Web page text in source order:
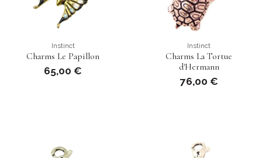
Instinct
Charms Le Papillon
65,00 €
Instinct
Charms La Tortue
d'Hermann
76,00 €